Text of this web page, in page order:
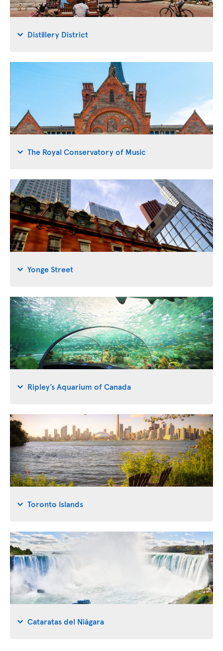
Distillery District
The Royal Conservatory of Music
Yonge Street
Ripley’s Aquarium of Canada
Toronto Islands
Cataratas del Niágara